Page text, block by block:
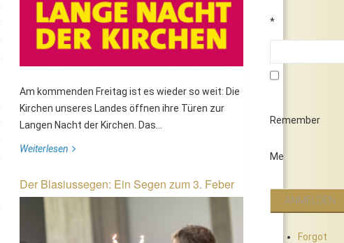
*
Remember
Me
Forgot
Am kommenden Freitag ist es wieder so weit: Die
Kirchen unseres Landes öffnen ihre Türen zur
Langen Nacht der Kirchen. Das...
Weiterlesen
Der Blasiussegen: Ein Segen zum 3. Feber